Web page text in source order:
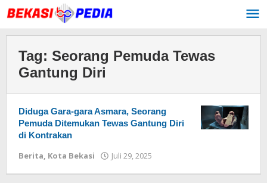
Lewati
ke
konten
Tag: Seorang Pemuda Tewas
Gantung Diri
Diduga Gara-gara Asmara, Seorang
Pemuda Ditemukan Tewas Gantung Diri
di Kontrakan
Berita, Kota Bekasi Juli 29, 2025